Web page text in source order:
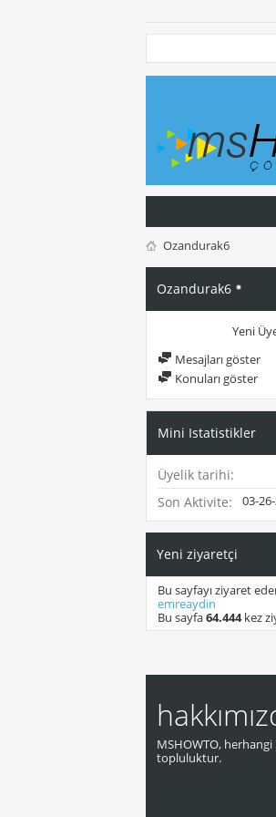
Ozandurak6
Ozandurak6
Yeni
Mesajları göster
Konuları göster
Mini Istatistikler
Üyelik tarihi
Son Aktivite 03-
Yeni ziyaretçi
Bu sayfayı ziyaret
emreaydin
Bu sayfa64.444kez
MSHOWTO,
topluluktur.